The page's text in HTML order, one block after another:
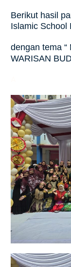
Berikut hasil
Islamic School
dengan tema “
WARISAN